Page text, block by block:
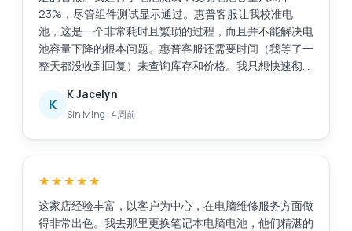
23%，尽管组件测试显示通过。惠普客服让我校准电
池，这是一个非常耗时且繁琐的过程，而且并不能解决电
池容量下降的根本问题。惠普客服还需要时间（我等了一
整天都没收到回复）来查询库存和价格。我只想快速彻底
到了Esmond服务中心，评价很好。他们响应迅速，而且
提供了有用的建议。他们在2小时内将电池送到了
题时，他们也提供了售后服务。不像有些商家，买完东西
就置之不理。服务很棒，以后如果需要维修笔记本电脑，
我还会选择他们。
K
K Jacelyn
Sin Ming · 4周前
★★★★★
这家店经验丰富，以客户为中心，在电脑维修服务方面做
得非常出色。我去那里更换笔记本电脑电池，他们精湛的